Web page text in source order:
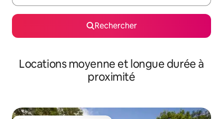
Rechercher
Locations moyenne et longue durée à
proximité